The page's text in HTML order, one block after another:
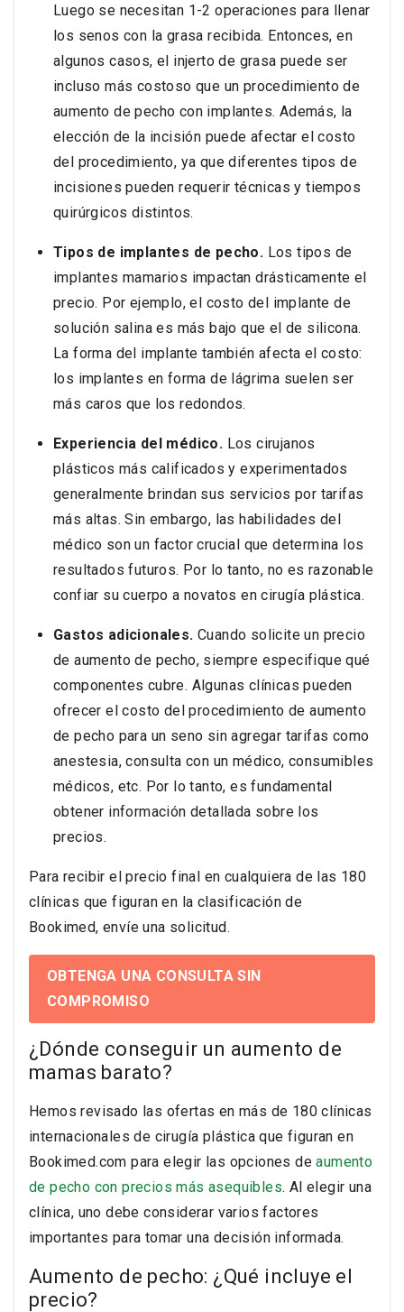
Luego se necesitan 1-2 operaciones para llenar
los senos con la grasa recibida. Entonces, en
algunos casos, el injerto de grasa puede ser
incluso más costoso que un procedimiento de
aumento de pecho con implantes. Además, la
elección de la incisión puede afectar el costo
del procedimiento, ya que diferentes tipos de
incisiones pueden requerir técnicas y tiempos
quirúrgicos distintos.
Tipos de implantes de pecho. Los tipos de
implantes mamarios impactan drásticamente el
precio. Por ejemplo, el costo del implante de
solución salina es más bajo que el de silicona.
La forma del implante también afecta el costo:
los implantes en forma de lágrima suelen ser
más caros que los redondos.
Experiencia del médico. Los cirujanos
plásticos más calificados y experimentados
generalmente brindan sus servicios por tarifas
más altas. Sin embargo, las habilidades del
médico son un factor crucial que determina los
resultados futuros. Por lo tanto, no es razonable
confiar su cuerpo a novatos en cirugía plástica.
Gastos adicionales. Cuando solicite un precio
de aumento de pecho, siempre especifique qué
componentes cubre. Algunas clínicas pueden
ofrecer el costo del procedimiento de aumento
de pecho para un seno sin agregar tarifas como
anestesia, consulta con un médico, consumibles
médicos, etc. Por lo tanto, es fundamental
obtener información detallada sobre los
precios.
Para recibir el precio final en cualquiera de las 180
clínicas que figuran en la clasificación de
Bookimed, envíe una solicitud.
OBTENGA UNA CONSULTA SIN
COMPROMISO
¿Dónde conseguir un aumento de
mamas barato?
Hemos revisado las ofertas en más de 180 clínicas
internacionales de cirugía plástica que figuran en
Bookimed.com para elegir las opciones deaumento
de pecho con precios más asequibles. Al elegir una
clínica, uno debe considerar varios factores
importantes para tomar una decisión informada.
Aumento de pecho: ¿Qué incluye el
precio?